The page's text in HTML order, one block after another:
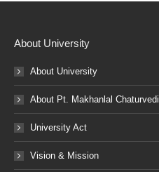
About University
About University
About Pt. Makhanlal Chaturvedi
University Act
Vision & Mission